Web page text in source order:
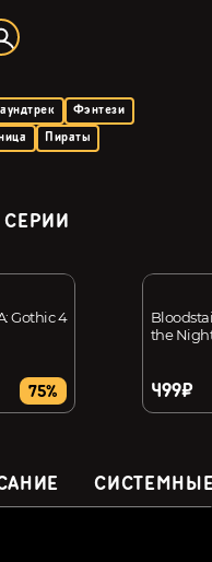
Фэнтези
Пираты
Gothic 4
75%
the
499₽